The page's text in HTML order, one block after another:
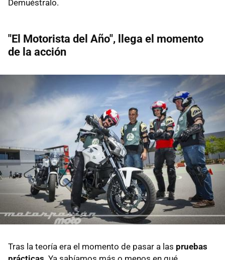
Demuéstralo.
"El Motorista del Año", llega el momento
de la acción
Tras la teoría era el momento de pasar a las pruebas